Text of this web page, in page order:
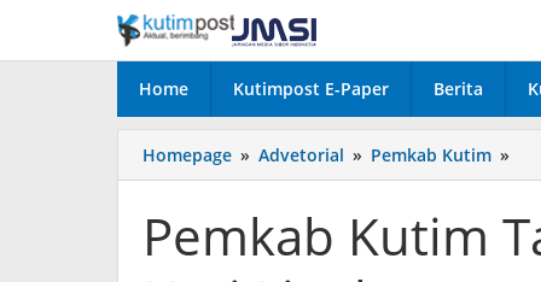
konten
Home Kutimpost E-Paper Berita
Homepage » Advetorial » Pemkab Kutim »
50
Pemkab Kutim